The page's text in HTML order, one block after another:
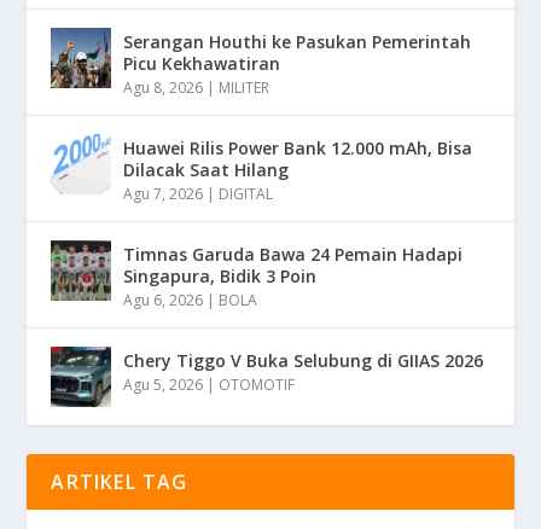
Serangan Houthi ke Pasukan Pemerintah
Picu Kekhawatiran
Agu 8, 2026 | MILITER
Huawei Rilis Power Bank 12.000 mAh, Bisa
Dilacak Saat Hilang
Agu 7, 2026 | DIGITAL
Timnas Garuda Bawa 24 Pemain Hadapi
Singapura, Bidik 3 Poin
Agu 6, 2026 | BOLA
Chery Tiggo V Buka Selubung di GIIAS 2026
Agu 5, 2026 | OTOMOTIF
ARTIKEL TAG